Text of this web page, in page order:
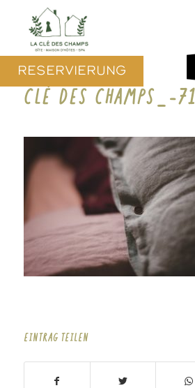
RESERVIERUNG
CLÉ DES CHAMPS_-71
EINTRAG TEILEN